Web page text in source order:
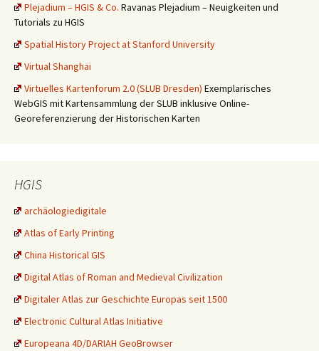
Plejadium – HGIS & Co. Ravanas Plejadium – Neuigkeiten und
Tutorials zu HGIS
Spatial History Project at Stanford University
Virtual Shanghai
Virtuelles Kartenforum 2.0 (SLUB Dresden) Exemplarisches
WebGIS mit Kartensammlung der SLUB inklusive Online-
Georeferenzierung der Historischen Karten
HGIS
archäologiedigitale
Atlas of Early Printing
China Historical GIS
Digital Atlas of Roman and Medieval Civilization
Digitaler Atlas zur Geschichte Europas seit 1500
Electronic Cultural Atlas Initiative
Europeana 4D/DARIAH GeoBrowser